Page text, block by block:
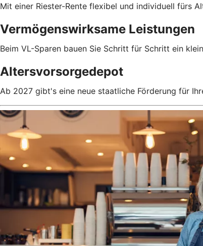
Mit einer Riester-Rente flexibel und individuell fürs
Vermögenswirksame Leistungen
Beim VL-Sparen bauen Sie Schritt für Schritt ein
Altersvorsorgedepot
Ab 2027 gibt's eine neue staatliche Förderung für